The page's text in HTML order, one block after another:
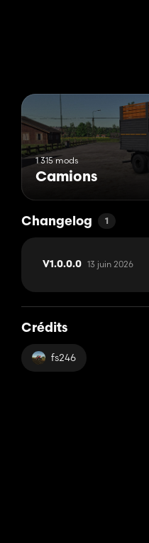
1 315 mods
Camions
Changelog 1
V1.0.0.0 13 juin 2026
Crédits
fs246